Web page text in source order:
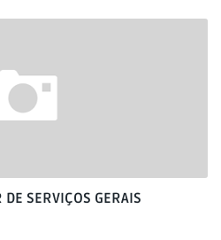
SERVIÇOS GERAIS